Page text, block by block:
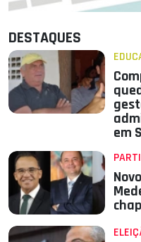
DESTAQUES
em